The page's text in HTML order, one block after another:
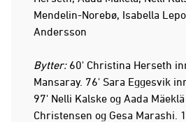
Mendelin-Norebø, Isabella
Andersson
Bytter:60' Christina Herseth
Mansaray. 76' Sara Eggesvik
97' Nelli Kalske og Aada
Christensen og Gesa Marashi.